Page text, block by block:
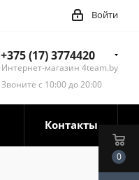
Войти
+375 (17) 3774420
Интернет-магазин 4team.by
Звоните с 10:00 до 20:00
Контакты
0